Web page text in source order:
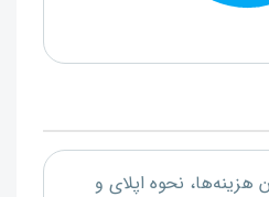
هزینه‌ها، نحوه اپلای و